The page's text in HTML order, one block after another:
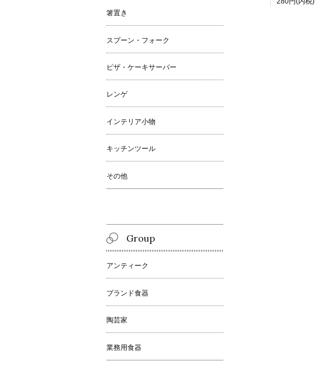
箸置き
スプーン・フォーク
ピザ・ケーキサーバー
レンゲ
インテリア小物
キッチンツール
その他
Group
アンティーク
ブランド食器
陶芸家
業務用食器